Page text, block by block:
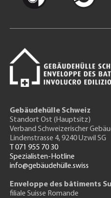
Gebäudehülle Schweiz
Standort Ost (Hauptsitz)
Verband Schweizerischer
Lindenstrasse 4, 9240 Uzwil SG
T 071 955 70 30
Spezialisten-Hotline
info@gebäudehülle.swiss
Enveloppe des bâtiments
filiale Suisse Romande